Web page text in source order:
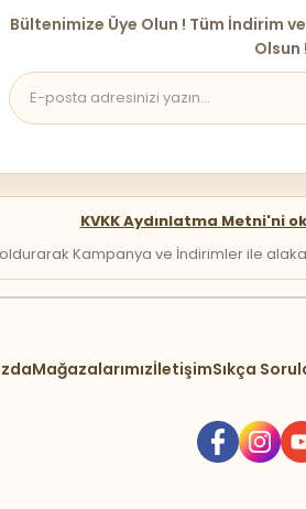
Bültenimize Üye Olun ! Tüm İndirim
Olsun !
KVKK Aydınlatma Metni'ni
Kampanya ve İndirimler ile
MağazalarımızİletişimSıkça